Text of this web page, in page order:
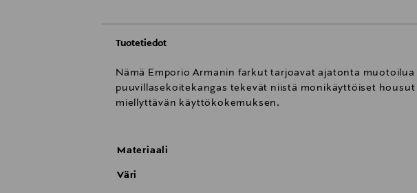
Tuotetiedot
Nämä Emporio Armanin farkut tarjoavat ajatonta
puuvillasekoitekangas tekevät niistä monikäyttöiset
miellyttävän käyttökokemuksen.
Materiaali
Väri